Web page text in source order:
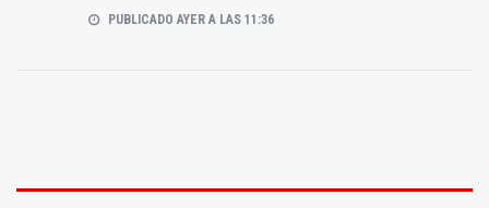
PUBLICADO AYER A LAS 11:36